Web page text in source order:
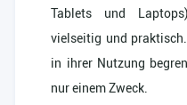
Tablets und
vielseitig und
in ihrer Nutzung
nur einem Zweck.